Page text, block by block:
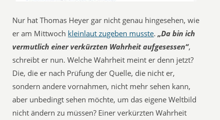
Nur hat Thomas Heyer gar nicht genau hingesehen, wie
er am Mittwoch kleinlaut zugeben musste. „Da bin ich
vermutlich einer verkürzten Wahrheit aufgesessen“,
schreibt er nun. Welche Wahrheit meint er denn jetzt?
Die, die er nach Prüfung der Quelle, die nicht er,
sondern andere vornahmen, nicht mehr sehen kann,
aber unbedingt sehen möchte, um das eigene Weltbild
nicht ändern zu müssen? Einer verkürzten Wahrheit